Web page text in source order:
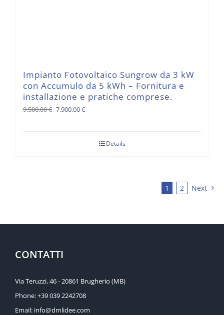
Impianto Fotovoltaico Sungrow da 3 kW
con Accumulo da 5 kWh – Fornitura e
installazione e pratiche comprese.
9.500,00€ Il
7.900,00€Il
Details
1 2 Next
CONTATTI
Via Teruzzi, 46 - 20861 Brugherio (MB)
Phone:+39 039 2242708
Email: info@dmlidee.com